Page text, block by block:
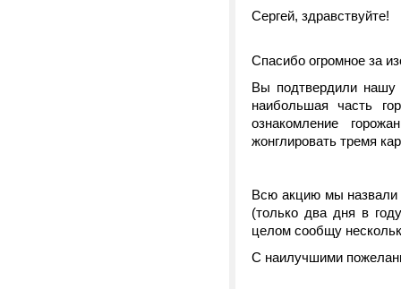
Сергей, здравствуйте!
Спасибо огромное за
Вы подтвердили нашу
наибольшая часть
ознакомление
жонглировать тремя
Всю акцию мы
(только два дня в
целом сообщу
С наилучшими